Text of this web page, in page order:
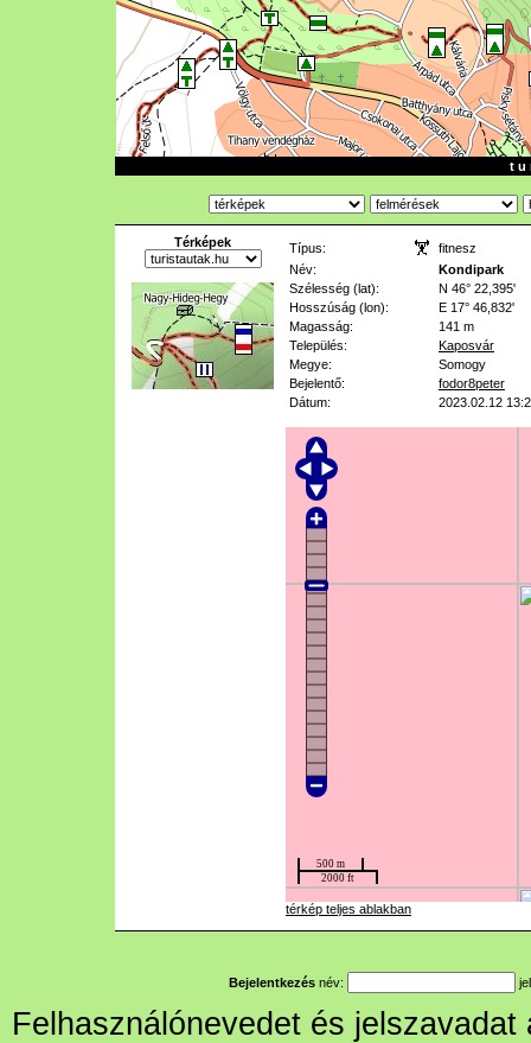
t u
Térképek Típus:
fitnesz
Név:
Kondipark
Szélesség (lat):
N 46° 22,395'
Hosszúság (lon):
E 17° 46,832'
Magasság:
141 m
Település:
Kaposvár
Megye:
Somogy
Bejelentő:
fodor8peter
Dátum:
2023.02.12
térkép teljes ablakban
Bejelentkezés név:
Felhasználónevedet és